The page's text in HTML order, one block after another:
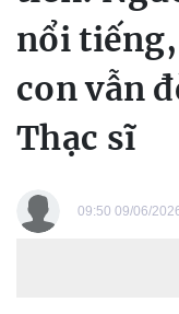
nổi
con vẫn
Thạc sĩ
09:50 09/06/